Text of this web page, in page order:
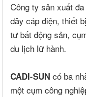
Công ty sản xuất
dây cáp điện, thiết
tư bất động sản,
du lịch lữ hành.
CADI-SUN có ba
một cụm công